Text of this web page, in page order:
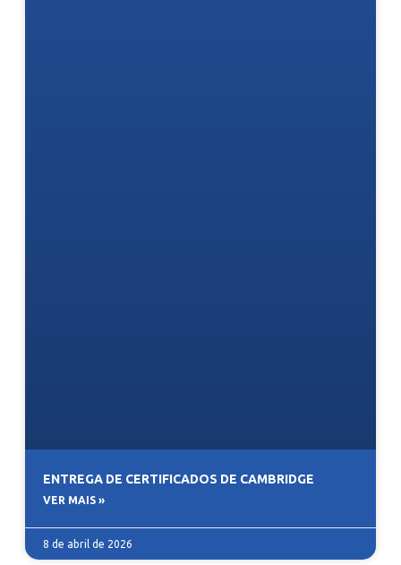
ENTREGA DE CERTIFICADOS DE CAMBRIDGE
VER MAIS »
8 de abril de 2026